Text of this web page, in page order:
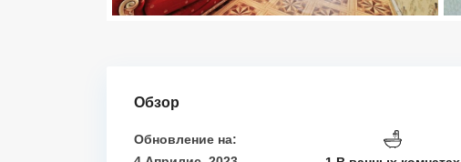
Обзор
Обновление на: